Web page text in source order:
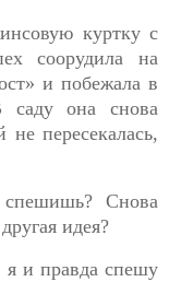
куртку с
соорудила на
и побежала в
саду она снова
пересекалась,
Снова
идея?
я и правда спешу